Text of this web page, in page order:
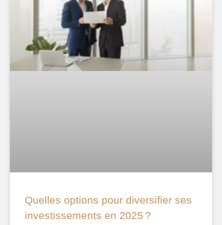
Quelles options pour diversifier ses
investissements en 2025 ?